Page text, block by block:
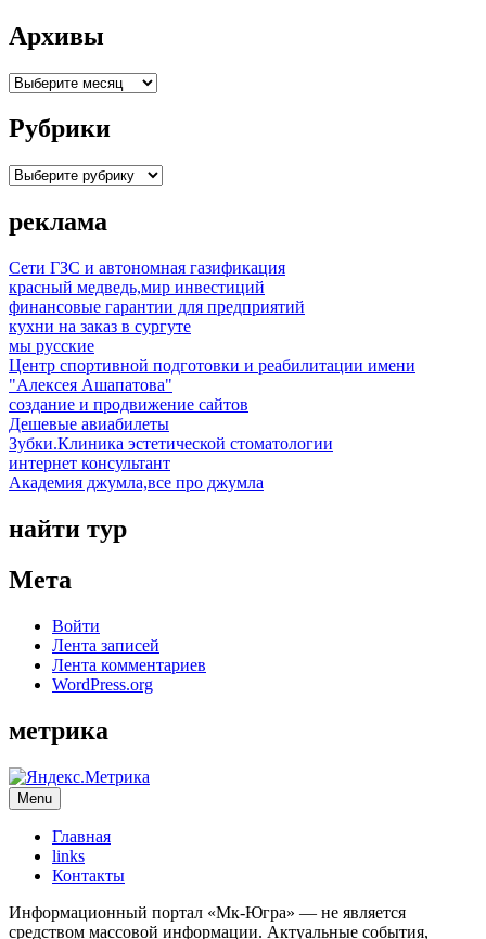
Архивы
Архивы
Рубрики
Рубрики
реклама
Сети ГЗС и автономная газификация
красный медведь,мир инвестиций
финансовые гарантии для предприятий
кухни на заказ в сургуте
мы русские
Центр спортивной подготовки и реабилитации имени
"Алексея Ашапатова"
создание и продвижение сайтов
Дешевые авиабилеты
Зубки.Клиника эстетической стоматологии
интернет консультант
Академия джумла,все про джумла
найти тур
Мета
Войти
Лента записей
Лента комментариев
WordPress.org
метрика
Menu
Главная
links
Контакты
Информационный портал «Мк-Югра» — не является
средством массовой информации. Актуальные события,